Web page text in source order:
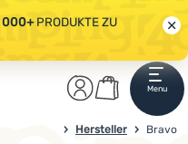
000+PRODUKTE ZU
& WANDERAUSRÜSTUNG.
Aktionen
Anmelden
Warenkorb
Menu
4campingshop.de
Hersteller Bravo